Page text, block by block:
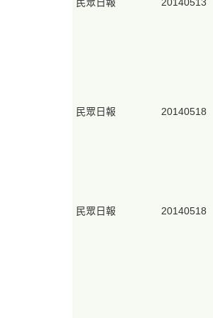
民眾日報 20140518
民眾日報 20140518